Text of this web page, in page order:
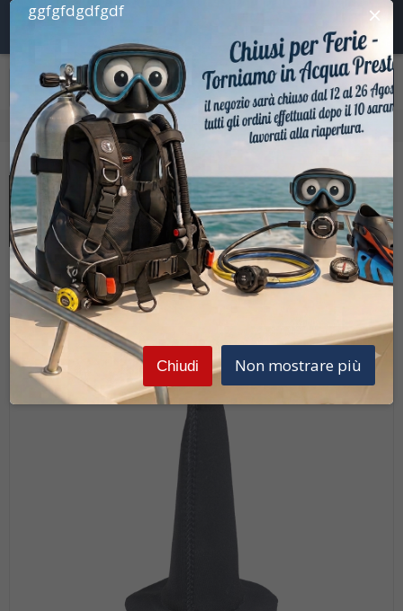
Home Apnea Accessori per Apnea
Salvimar
P.CHANNEL 3.5mm Black
×
ggfgfdgdfgdf
Chiudi Non mostrare più